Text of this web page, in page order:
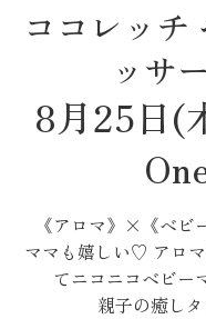
ココレッチ
ッサ
8月25日(
《アロマ》×《ベビ
ママも嬉しい♡ アロ
てニコニコベビー
親子の癒しタ